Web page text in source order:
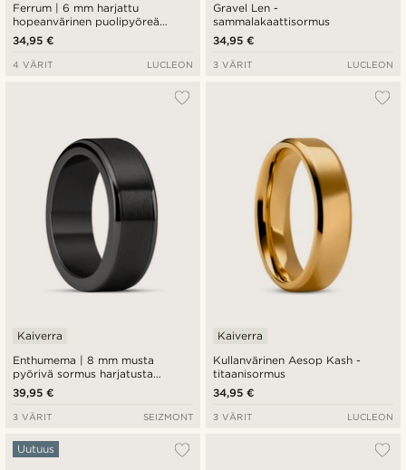
Ferrum | 6 mm harjattu
hopeanvärinen puolipyöreä
terässormus
34,95 €
4 VÄRIT LUCLEON
Gravel Len -
sammalakaattisormus
34,95 €
3 VÄRIT LUCLEON
Enthumema | 8 mm musta
pyörivä sormus harjatusta
teräksestä
Kaiverra
39,95 €
3 VÄRIT SEIZMONT
Kullanvärinen Aesop Kash -
titaanisormus
Kaiverra
34,95 €
3 VÄRIT LUCLEON
Uutuus